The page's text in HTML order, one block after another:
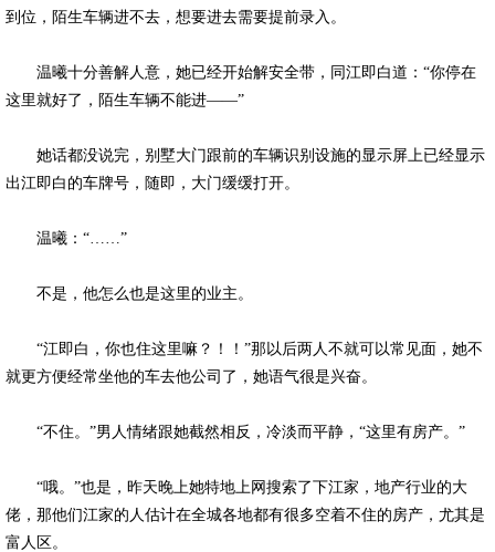
到位，陌生车辆进不去，想要进去需要提前录入。
温曦十分善解人意，她已经开始解安全带，同江即白道：“你停在
这里就好了，陌生车辆不能进——”
她话都没说完，别墅大门跟前的车辆识别设施的显示屏上已经显示
出江即白的车牌号，随即，大门缓缓打开。
温曦：“……”
不是，他怎么也是这里的业主。
“江即白，你也住这里嘛？！！”那以后两人不就可以常见面，她不
就更方便经常坐他的车去他公司了，她语气很是兴奋。
“不住。”男人情绪跟她截然相反，冷淡而平静，“这里有房产。”
“哦。”也是，昨天晚上她特地上网搜索了下江家，地产行业的大
佬，那他们江家的人估计在全城各地都有很多空着不住的房产，尤其是
富人区。